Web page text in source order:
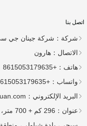
اتصل بنا
شركة： شركة جينان جي سي
الاتصال： هارون
هاتف： +8615053179635
واتساب： +8615053179635
البريد الإلكتروني：
عنوان：